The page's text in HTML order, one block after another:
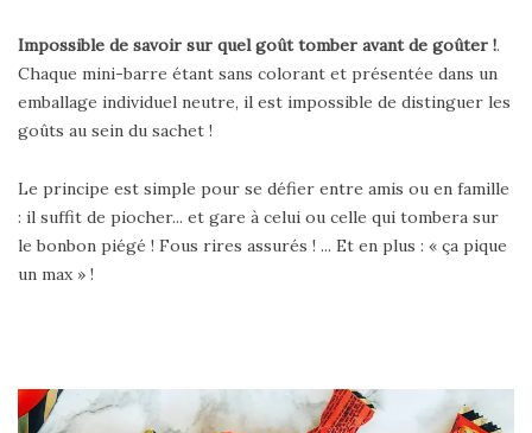
Impossible de savoir sur quel goût tomber avant de goûter !.
Chaque mini-barre étant sans colorant et présentée dans un
emballage individuel neutre, il est impossible de distinguer les
goûts au sein du sachet !
Le principe est simple pour se défier entre amis ou en famille
: il suffit de piocher... et gare à celui ou celle qui tombera sur
le bonbon piégé ! Fous rires assurés ! ... Et en plus : « ça pique
un max » !